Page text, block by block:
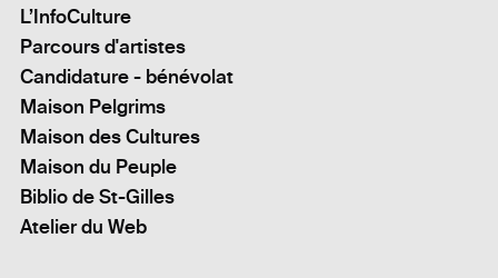
L’InfoCulture
Parcours d'artistes
Candidature - bénévolat
Maison Pelgrims
Maison des Cultures
Maison du Peuple
Biblio de St-Gilles
Atelier du Web